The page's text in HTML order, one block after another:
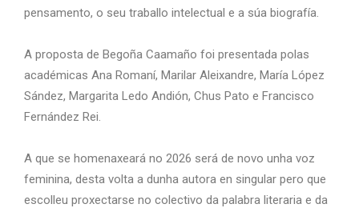
pensamento, o seu traballo intelectual e a súa biografía.
A proposta de Begoña Caamaño foi presentada polas
académicas Ana Romaní, Marilar Aleixandre, María López
Sández, Margarita Ledo Andión, Chus Pato e Francisco
Fernández Rei.
A que se homenaxeará no 2026 será de novo unha voz
feminina, desta volta a dunha autora en singular pero que
escolleu proxectarse no colectivo da palabra literaria e da